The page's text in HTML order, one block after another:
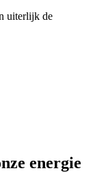
uiterlijk de
energie